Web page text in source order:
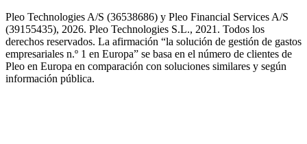
Pleo Technologies A/S (36538686) y Pleo Financial Services A/S
(39155435), 2026. Pleo Technologies S.L., 2021. Todos los
derechos reservados. La afirmación “la solución de gestión de gastos
empresariales n.º 1 en Europa” se basa en el número de clientes de
Pleo en Europa en comparación con soluciones similares y según
información pública.